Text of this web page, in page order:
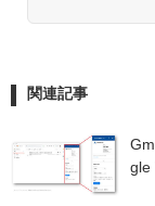
関連記事
gle